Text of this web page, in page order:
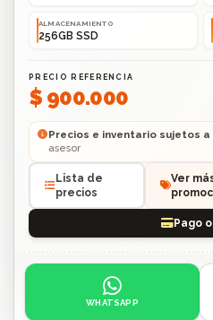
ALMACENAMIENTO
256GB SSD
PRECIO REFERENCIA
$ 900.000
Precios e inventario sujetos a
asesor
Lista de
precios
Ver
Pago
Acciones: contacto por
WHATSAPP